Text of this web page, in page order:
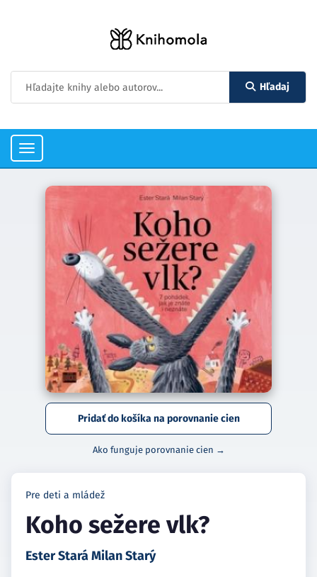
Hľadaj
Toggle
navigation
Pridať do košíka na porovnanie cien
Ako funguje porovnanie cien →
Pre deti a mládež
Koho sežere vlk?
Ester Stará Milan Starý